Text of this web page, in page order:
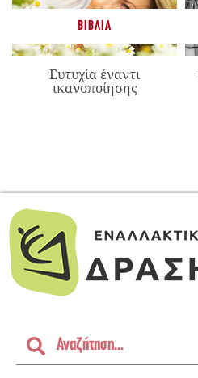
ΒΙΒΛΊΑ
Ευτυχία έναντι
ικανοποίησης